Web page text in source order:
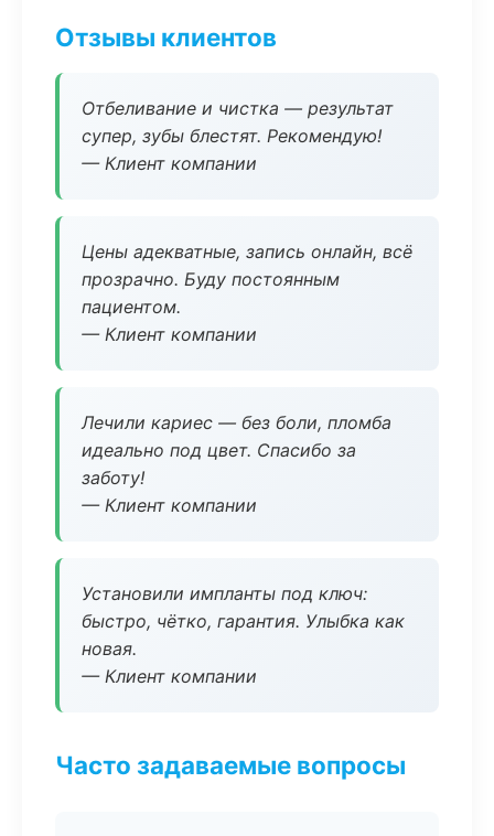
Отзывы клиентов
Отбеливание и чистка — результат
супер, зубы блестят. Рекомендую!
— Клиент компании
Цены адекватные, запись онлайн, всё
прозрачно. Буду постоянным
пациентом.
— Клиент компании
Лечили кариес — без боли, пломба
идеально под цвет. Спасибо за
заботу!
— Клиент компании
Установили импланты под ключ:
быстро, чётко, гарантия. Улыбка как
новая.
— Клиент компании
Часто задаваемые вопросы